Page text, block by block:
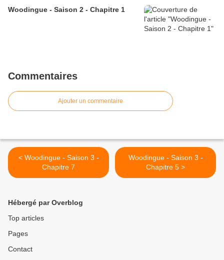
Woodingue - Saison 2 - Chapitre 1
Commentaires
Ajouter un commentaire
< Woodingue - Saison 3 -
Chapitre 7
Woodingue - Saison 3 -
Chapitre 5 >
Hébergé par Overblog
Top articles
Pages
Contact